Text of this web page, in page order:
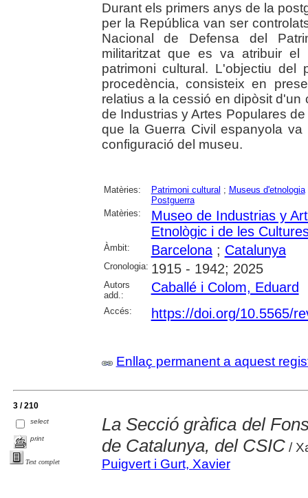
Durant els primers anys de la
per la República van ser
Nacional de Defensa del
militaritzat que es va atribuir
patrimoni cultural. L'objectiu del
procedència, consisteix en
relatius a la cessió en dipòsit
de Industrias y Artes Populares
que la Guerra Civil espanyola
configuració del museu.
Matèries: Patrimoni cultural ; Museus d'etnologia
Postguerra
Matèries:
Museo de Industrias y
Etnològic i de les
Àmbit: Barcelona; Catalunya
Cronologia: 1915 - 1942; 2025
Autors
add.:
Caballé i Colom, Eduard
Accés: https://doi.org/10.5565/
Enllaç permanent a aquest
3 / 210
select
print
Text complet
La Secció gràfica del
de Catalunya, del CSIC/
Puigvert i Gurt, Xavier